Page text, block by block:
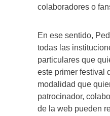
colaboradores o
En ese sentido,
todas las
particulares que
este primer festival
modalidad que
patrocinador,
de la web pueden